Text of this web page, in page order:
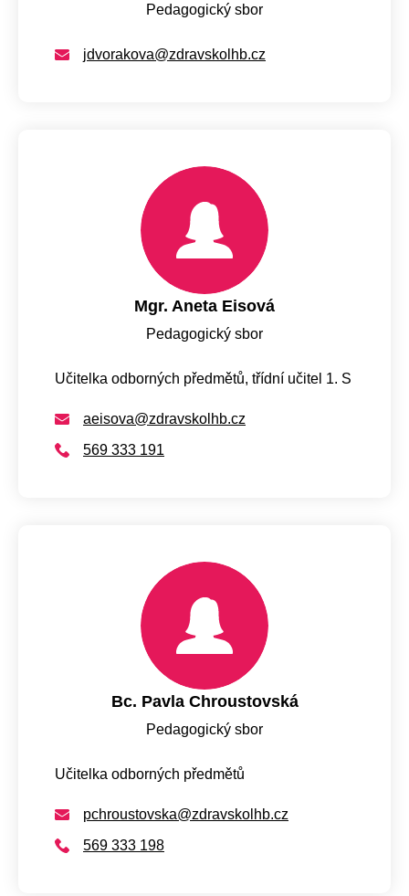
Pedagogický sbor
jdvorakova@zdravskolhb.cz
Mgr. Aneta Eisová
Pedagogický sbor
Učitelka odborných předmětů, třídní učitel 1. S
aeisova@zdravskolhb.cz
569 333 191
Bc. Pavla Chroustovská
Pedagogický sbor
Učitelka odborných předmětů
pchroustovska@zdravskolhb.cz
569 333 198